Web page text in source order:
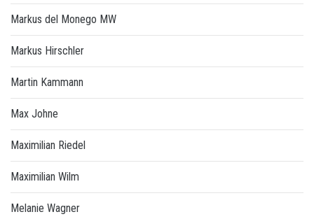
Markus del Monego MW
Markus Hirschler
Martin Kammann
Max Johne
Maximilian Riedel
Maximilian Wilm
Melanie Wagner